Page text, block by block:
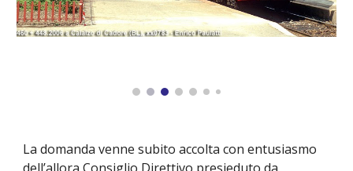
La domanda venne subito accolta con entusiasmo